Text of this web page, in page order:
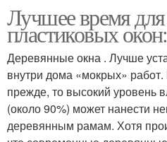
Лучшее время
пластиковых
Деревянные окна . Лучше
внутри дома «мокрых» работ.
прежде, то высокий уровень
(около 90%) может нанести
деревянным рамам. Хотя